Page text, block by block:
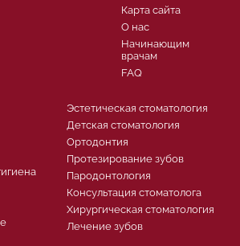
Эстетическая стоматология
Детская стоматология
Ортодонтия
Протезирование зубов
Пародонтология
Консультация стоматолога
Хирургическая стоматология
Лечение зубов
Карта сайта
О нас
Начинающим
врачам
FAQ